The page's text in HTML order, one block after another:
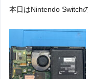
本日はNintendo Switch